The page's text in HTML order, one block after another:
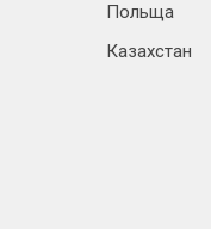
Польща
Казахстан